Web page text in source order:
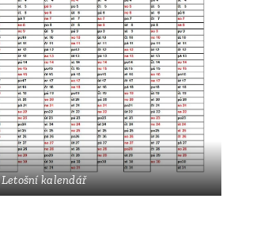
Letošní kalendář